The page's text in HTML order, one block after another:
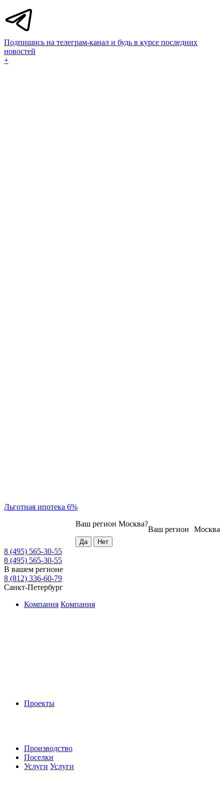
Подпишись на телеграм-канал и будь в курсе последних
новостей
+
Льготная ипотека 6%
Москва
Ваш регион
Ваш регион Москва?
8 (495) 565-30-55
8 (495) 565-30-55
В вашем регионе
8 (812) 336-60-79
Санкт-Петербург
Компания Компания
Проекты
Производство
Поселки
Услуги Услуги